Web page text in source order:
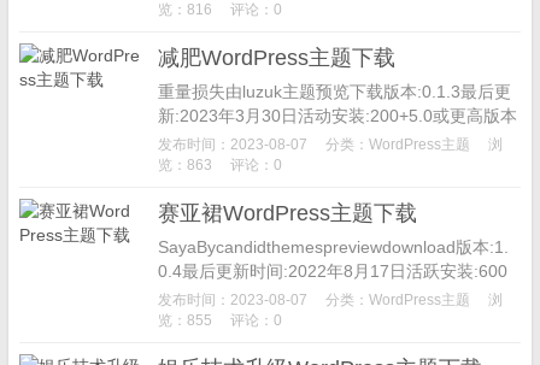
览：816
评论：0
减肥WordPress主题下载
重量损失由luzuk主题预览下载版本:0.1.3最后更
新:2023年3月30日活动安装:200+5.0或更高版本
PHP版本:7.2或更高主题主页Weight...
发布时间：2023-08-07 分类： WordPress主题
浏
览：863
评论：0
赛亚裙WordPress主题下载
SayaBycandidthemespreviewdownload版本:1.
0.4最后更新时间:2022年8月17日活跃安装:600
+个5.5或更高版本PH...
发布时间：2023-08-07 分类： WordPress主题
浏
览：855
评论：0